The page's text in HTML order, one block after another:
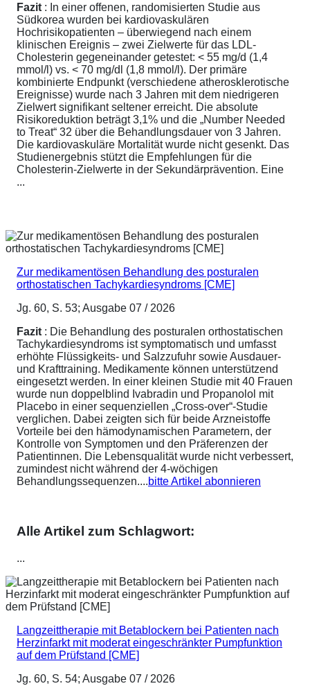
Fazit : In einer offenen, randomisierten Studie aus
Südkorea wurden bei kardiovaskulären
Hochrisikopatienten – überwiegend nach einem
klinischen Ereignis – zwei Zielwerte für das LDL-
Cholesterin gegeneinander getestet: < 55 mg/d (1,4
mmol/l) vs. < 70 mg/dl (1,8 mmol/l). Der primäre
kombinierte Endpunkt (verschiedene atherosklerotische
Ereignisse) wurde nach 3 Jahren mit dem niedrigeren
Zielwert signifikant seltener erreicht. Die absolute
Risikoreduktion beträgt 3,1% und die „Number Needed
to Treat“ 32 über die Behandlungsdauer von 3 Jahren.
Die kardiovaskuläre Mortalität wurde nicht gesenkt. Das
Studienergebnis stützt die Empfehlungen für die
Cholesterin-Zielwerte in der Sekundärprävention. Eine
...
Zur medikamentösen Behandlung des posturalen
orthostatischen Tachykardiesyndroms [CME]
Jg. 60, S. 53; Ausgabe 07 / 2026
Fazit : Die Behandlung des posturalen orthostatischen
Tachykardiesyndroms ist symptomatisch und umfasst
erhöhte Flüssigkeits- und Salzzufuhr sowie Ausdauer-
und Krafttraining. Medikamente können unterstützend
eingesetzt werden. In einer kleinen Studie mit 40 Frauen
wurde nun doppelblind Ivabradin und Propanolol mit
Placebo in einer sequenziellen „Cross-over“-Studie
verglichen. Dabei zeigten sich für beide Arzneistoffe
Vorteile bei den hämodynamischen Parametern, der
Kontrolle von Symptomen und den Präferenzen der
Patientinnen. Die Lebensqualität wurde nicht verbessert,
zumindest nicht während der 4-wöchigen
Behandlungssequenzen....bitte Artikel abonnieren
Alle Artikel zum Schlagwort:
...
Langzeittherapie mit Betablockern bei Patienten nach
Herzinfarkt mit moderat eingeschränkter Pumpfunktion
auf dem Prüfstand [CME]
Jg. 60, S. 54; Ausgabe 07 / 2026